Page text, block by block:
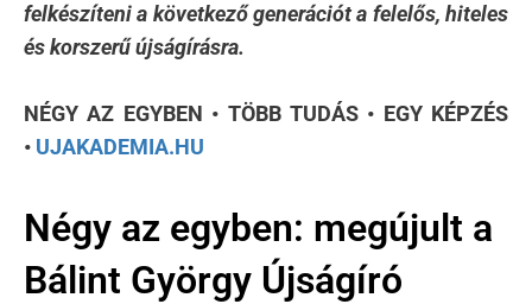
Négy az egyben: megújult a
Bálint György Újságíró
felkészíteni a következő generációt a felelős, hiteles
és korszerű újságírásra.
NÉGY AZ EGYBEN • TÖBB TUDÁS • EGY KÉPZÉS
• UJAKADEMIA.HU